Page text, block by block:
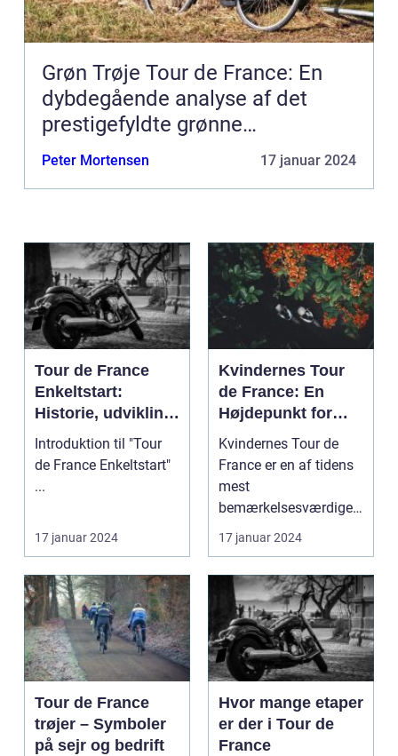
Grøn Trøje Tour de France: En
dybdegående analyse af det
prestigefyldte grønne
pointklassement
Peter Mortensen 17 januar 2024
Tour de France
Enkeltstart:
Historie, udvikling
og
nøgleinformatione
Introduktion til "Tour
de France Enkeltstart"
...
17 januar 2024
Kvindernes Tour
de France: En
Højdepunkt for
Cykelsporten
Kvindernes Tour de
France er en af tidens
mest
bemærkelsesværdige
cykelløb. Det er et
prestigefyldt ...
17 januar 2024
Tour de France
trøjer – Symboler
på sejr og bedrift
Hvor mange etaper
er der i Tour de
France